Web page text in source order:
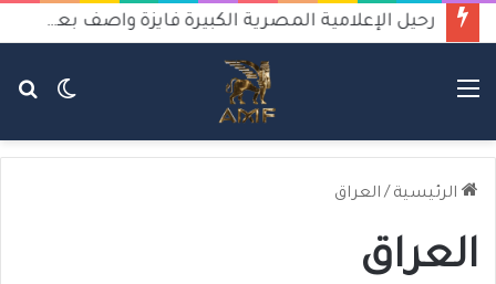
رحيل الإعلامية المصرية الكبيرة فايزة واصف بعد صراع مع المرض
الوضع
القائمة
الرئيسية / العراق
العراق